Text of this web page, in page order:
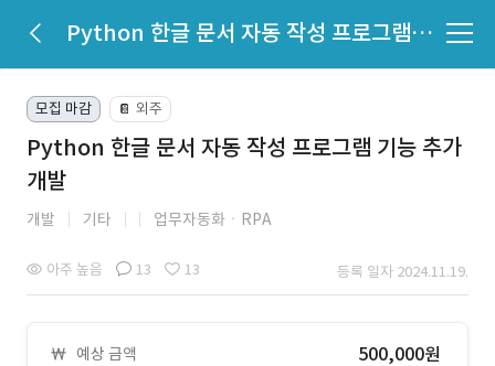
Python 한글 문서 자동 작성 프로그램 기능 추가 개발
모집 마감 📔 외주
Python 한글 문서 자동 작성 프로그램 기능 추가
개발
개발 기타 업무자동화ㆍRPA
아주 높음 13 13 등록 일자 2024.11.19.
예상 금액 500,000원